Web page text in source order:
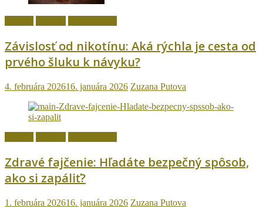
Závislosť od nikotínu: Aká rýchla je cesta od
prvého šluku k návyku?
4. februára 202616. januára 2026 Zuzana Putova
Zdravé fajčenie: Hľadáte bezpečný spôsob,
ako si zapáliť?
1. februára 202616. januára 2026 Zuzana Putova